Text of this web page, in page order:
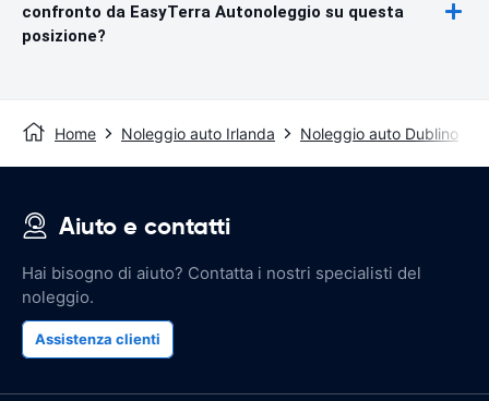
confronto da EasyTerra Autonoleggio su questa
posizione?
Home Noleggio auto Irlanda Noleggio auto Dublino
Aiuto e contatti
Hai bisogno di aiuto? Contatta i nostri specialisti del
noleggio.
Assistenza clienti